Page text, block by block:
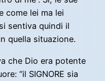
come lei ma lei
sentiva quindi il
quella situazione.
che Dio era potente
“il SIGNORE sia